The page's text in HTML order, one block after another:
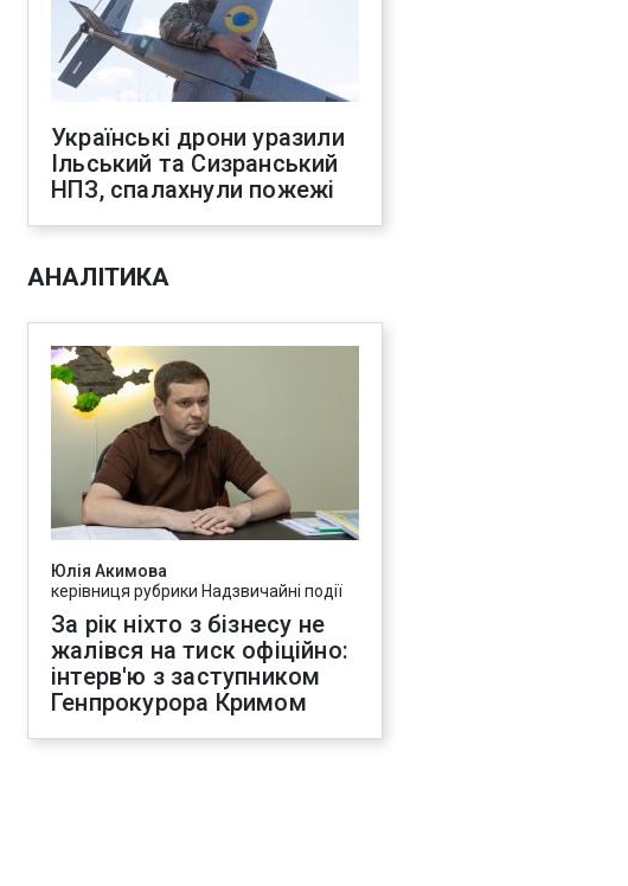
Українські дрони уразили
Ільський та Сизранський
НПЗ, спалахнули пожежі
АНАЛІТИКА
Юлія Акимова
керівниця рубрики Надзвичайні події
За рік ніхто з бізнесу не
жалівся на тиск офіційно:
інтерв'ю з заступником
Генпрокурора Кримом